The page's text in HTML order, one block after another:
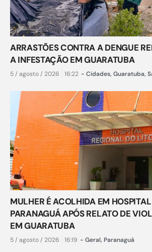
ARRASTÕES CONTRA A DENGUE
A INFESTAÇÃO EM GUARATUBA
5 / agosto / 2026 16:22 - Cidades, Guaratuba,
MULHER É ACOLHIDA EM
PARANAGUÁ APÓS RELATO DE
EM GUARATUBA
5 / agosto / 2026 16:19 - Geral, Paranaguá